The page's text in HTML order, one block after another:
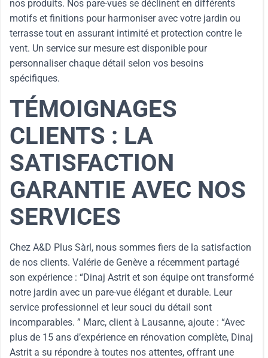
nos produits. Nos pare-vues se déclinent en différents
motifs et finitions pour harmoniser avec votre jardin ou
terrasse tout en assurant intimité et protection contre le
vent. Un service sur mesure est disponible pour
personnaliser chaque détail selon vos besoins
spécifiques.
TÉMOIGNAGES
CLIENTS : LA
SATISFACTION
GARANTIE AVEC NOS
SERVICES
Chez A&D Plus Sàrl, nous sommes fiers de la satisfaction
de nos clients. Valérie de Genève a récemment partagé
son expérience : “Dinaj Astrit et son équipe ont transformé
notre jardin avec un pare-vue élégant et durable. Leur
service professionnel et leur souci du détail sont
incomparables. ” Marc, client à Lausanne, ajoute : “Avec
plus de 15 ans d’expérience en rénovation complète, Dinaj
Astrit a su répondre à toutes nos attentes, offrant une